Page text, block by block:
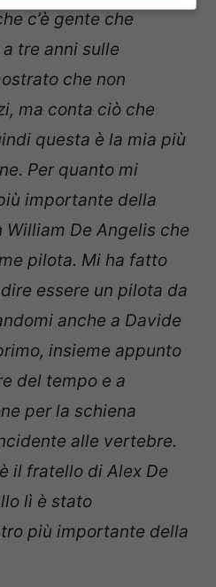
c’è gente che
tre anni sulle
che non
ma conta ciò che
questa è la mia più
Per quanto mi
importante della
De Angelis che
pilota. Mi ha fatto
essere un pilota da
anche a Davide
insieme appunto
del tempo e a
per la schiena
alle vertebre.
il fratello di Alex De
lì è stato
più importante della